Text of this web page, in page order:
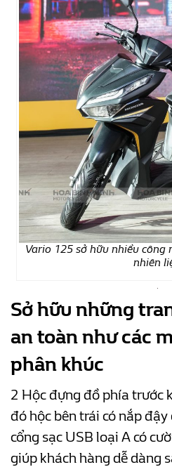
Vario 125 sở hữu nhiều
nhiên
Sở hữu những
an toàn như các
phân khúc
2 Hộc đựng đồ phía trước
đó hộc bên trái có nắp
cổng sạc USB loại A có
giúp khách hàng dễ dàng